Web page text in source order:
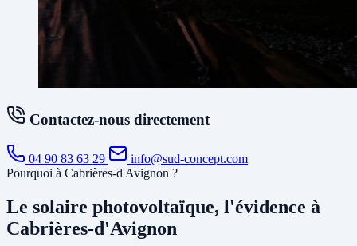
Contactez-nous directement
04 90 83 63 29
info@sud-concept.com
Pourquoi à Cabrières-d'Avignon ?
Le solaire photovoltaïque, l'évidence à
Cabrières-d'Avignon